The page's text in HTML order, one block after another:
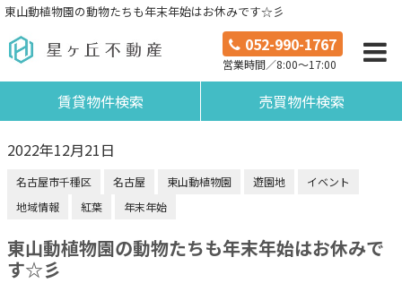
東山動植物園の動物たちも年末年始はお休みです☆彡
052-990-1767
営業時間／8:00～17:00
賃貸物件検索 売買物件検索
2022年12月21日
名古屋市千種区 名古屋 東山動植物園 遊園地
イベント
地域情報
紅葉 年末年始
東山動植物園の動物たちも年末年始はお休みで
す☆彡